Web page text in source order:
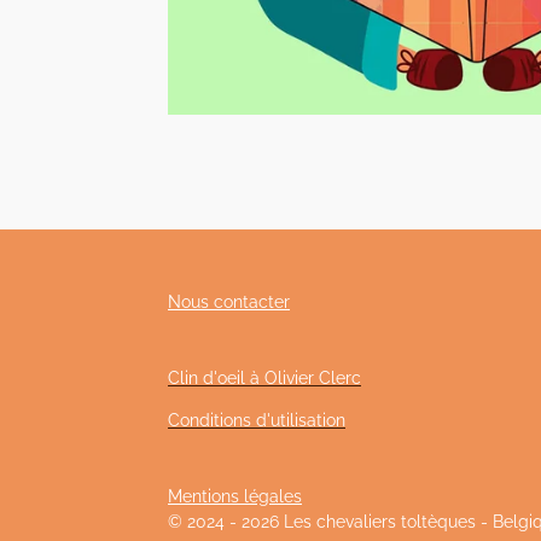
Nous contacter
Clin d'oeil à Olivier Clerc
Conditions d'utilisation
Mentions légales
© 2024 - 2026 Les chevaliers toltèques -